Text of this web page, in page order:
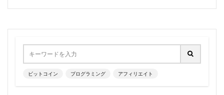
ビットコイン プログラミング アフィリエイト